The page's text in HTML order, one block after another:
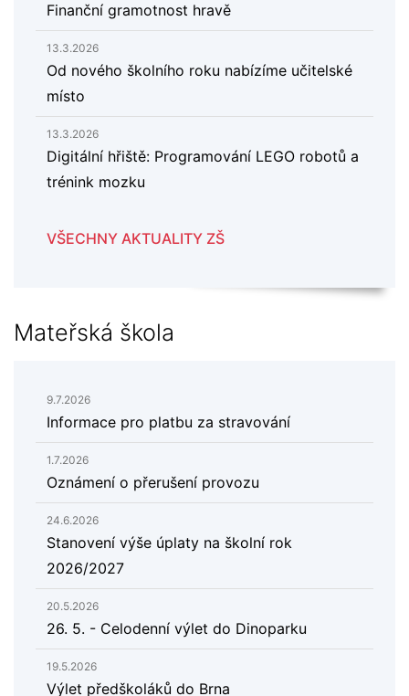
​Finanční gramotnost hravě
13.3.2026
Od nového školního roku nabízíme učitelské
místo
13.3.2026
Digitální hřiště: Programování LEGO robotů a
trénink mozku
VŠECHNY AKTUALITY ZŠ
Mateřská škola
9.7.2026
Informace pro platbu za stravování
1.7.2026
Oznámení o přerušení provozu
24.6.2026
Stanovení výše úplaty na školní rok
2026/2027
20.5.2026
26. 5. - Celodenní výlet do Dinoparku
19.5.2026
Výlet předškoláků do Brna